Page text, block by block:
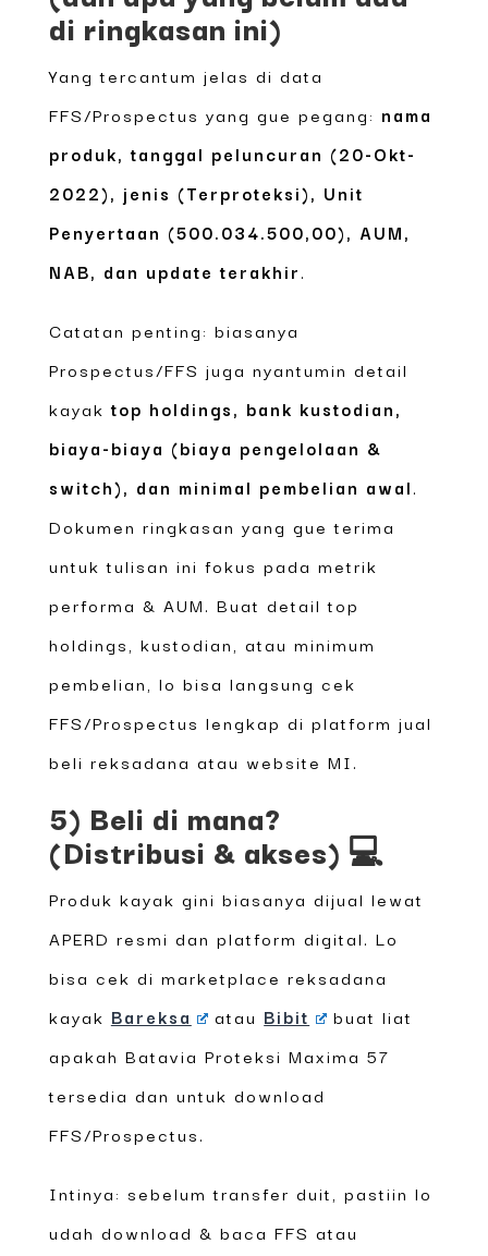
di ringkasan ini)
Yang tercantum jelas di data
FFS/Prospectus yang gue pegang: nama
produk, tanggal peluncuran (20-Okt-
2022), jenis (Terproteksi), Unit
Penyertaan (500.034.500,00), AUM,
NAB, dan update terakhir.
Catatan penting: biasanya
Prospectus/FFS juga nyantumin detail
kayaktop holdings, bank kustodian,
biaya-biaya (biaya pengelolaan &
switch), dan minimal pembelian awal.
Dokumen ringkasan yang gue terima
untuk tulisan ini fokus pada metrik
performa & AUM. Buat detail top
holdings, kustodian, atau minimum
pembelian, lo bisa langsung cek
FFS/Prospectus lengkap di platform jual
beli reksadana atau website MI.
5) Beli di mana?
(Distribusi & akses) 💻
Produk kayak gini biasanya dijual lewat
APERD resmi dan platform digital. Lo
bisa cek di marketplace reksadana
kayak Bareksa atau Bibit
buat liat
apakah Batavia Proteksi Maxima 57
tersedia dan untuk download
FFS/Prospectus.
Intinya: sebelum transfer duit, pastiin lo
udah download & baca FFS atau